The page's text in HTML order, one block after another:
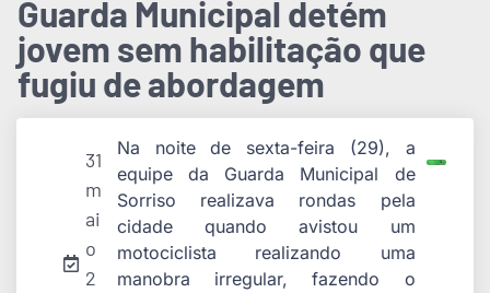
Guarda Municipal detém
jovem sem habilitação que
fugiu de abordagem
31
m
ai
o
2
Na noite de sexta-feira (29), a
equipe da Guarda Municipal de
Sorriso realizava rondas pela
cidade quando avistou um
motociclista realizando uma
manobra irregular, fazendo o